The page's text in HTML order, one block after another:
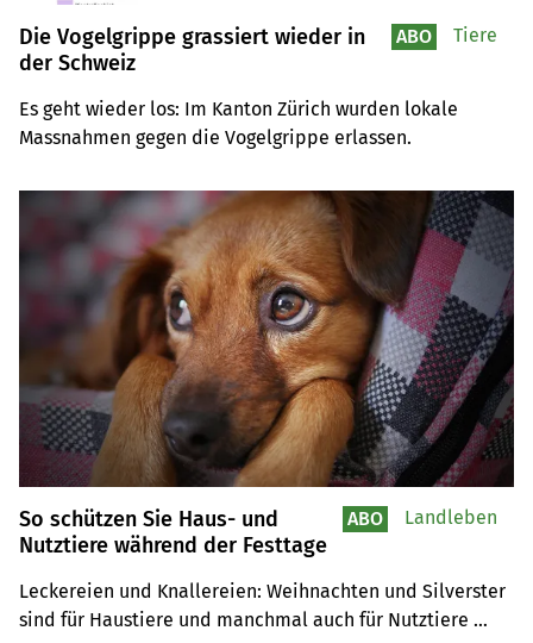
Die Vogelgrippe grassiert wieder in
der Schweiz
Es geht wieder los: Im Kanton Zürich wurden lokale
Massnahmen gegen die Vogelgrippe erlassen.
ABO Tiere
So schützen Sie Haus- und
Nutztiere während der Festtage
Leckereien und Knallereien: Weihnachten und Silverster
sind für Haustiere und manchmal auch für Nutztiere
ABO Landleben